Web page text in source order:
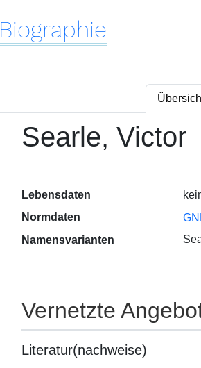
Biographie
Searle, Victor
Lebensdaten
Normdaten
Namensvarianten
Vernetzte
Literatur(nachweise)